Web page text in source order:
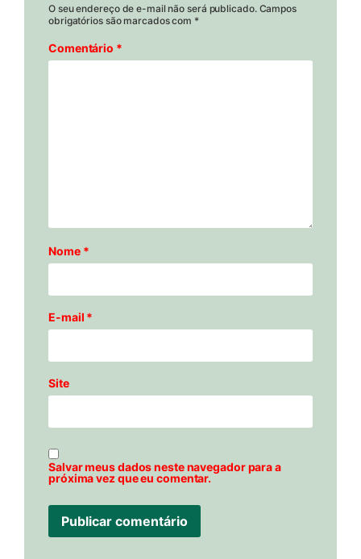
O seu endereço de e-mail não será publicado. Campos
obrigatórios são marcados com *
Comentário *
Nome *
E-mail *
Site
Salvar meus dados neste navegador para a
próxima vez que eu comentar.